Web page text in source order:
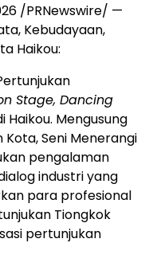
/PRNewswire/ —
Kebudayaan,
Haikou:
Stage, Dancing
Haikou. Mengusung
Seni Menerangi
pengalaman
industri yang
para profesional
Tiongkok
pertunjukan